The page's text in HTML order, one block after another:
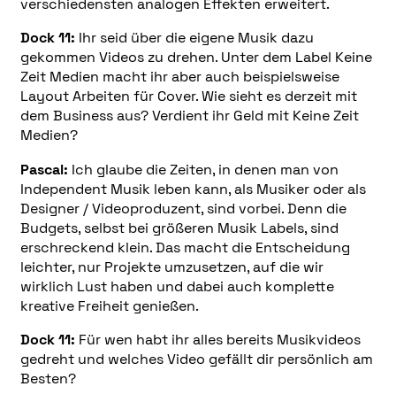
verschiedensten analogen Effekten erweitert.
Dock 11: Ihr seid über die eigene Musik dazu
gekommen Videos zu drehen. Unter dem Label Keine
Zeit Medien macht ihr aber auch beispielsweise
Layout Arbeiten für Cover. Wie sieht es derzeit mit
dem Business aus? Verdient ihr Geld mit Keine Zeit
Medien?
Pascal: Ich glaube die Zeiten, in denen man von
Independent Musik leben kann, als Musiker oder als
Designer / Videoproduzent, sind vorbei. Denn die
Budgets, selbst bei größeren Musik Labels, sind
erschreckend klein. Das macht die Entscheidung
leichter, nur Projekte umzusetzen, auf die wir
wirklich Lust haben und dabei auch komplette
kreative Freiheit genießen.
Dock 11: Für wen habt ihr alles bereits Musikvideos
gedreht und welches Video gefällt dir persönlich am
Besten?